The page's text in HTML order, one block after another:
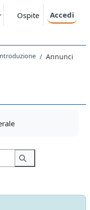
Ospite Accedi
Annunci
Cerca nei forum
Cerca nei forum